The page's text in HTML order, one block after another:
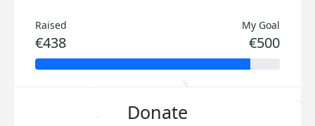
Raised
€438
My Goal
€500
Donate